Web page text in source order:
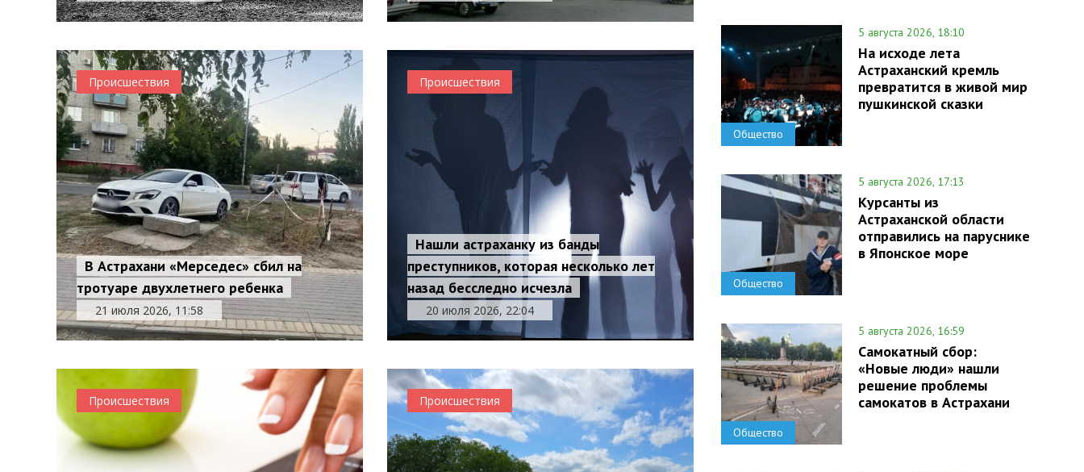
Происшествия
В Астрахани «Мерседес» сбил на
тротуаре двухлетнего ребенка
21 июля 2026, 11:58
Происшествия
Нашли астраханку из банды
преступников, которая несколько лет
назад бесследно исчезла
20 июля 2026, 22:04
Происшествия Происшествия
Общество
5 августа 2026, 18:10
На исходе лета
Астраханский кремль
превратится в живой мир
пушкинской сказки
Общество
5 августа 2026, 17:13
Курсанты из
Астраханской области
отправились на паруснике
в Японское море
Общество
5 августа 2026, 16:59
Самокатный сбор:
«Новые люди» нашли
решение проблемы
самокатов в Астрахани